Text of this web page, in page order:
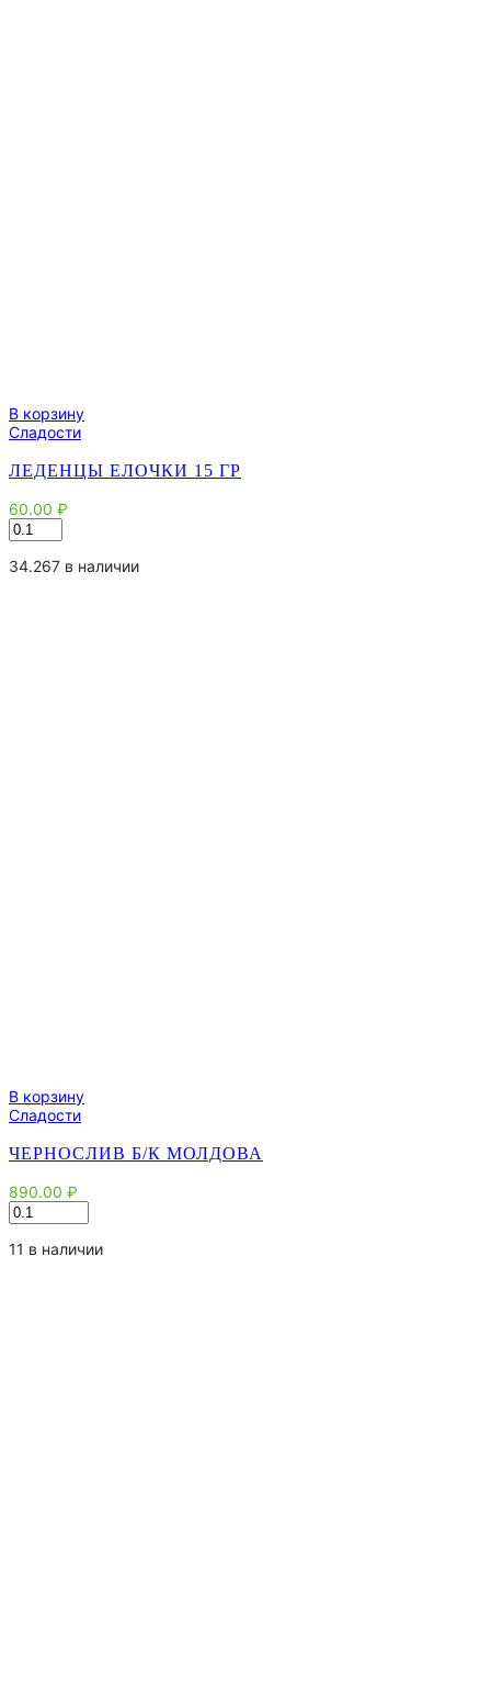
В корзину
Сладости
ЛЕДЕНЦЫ ЕЛОЧКИ 15 ГР
60.00 ₽
Количество
товара
Леденцы
34.267 в наличии
В корзину
Сладости
ЧЕРНОСЛИВ Б/К МОЛДОВА
890.00 ₽
Количество
товара
Чернослив
11 в наличии